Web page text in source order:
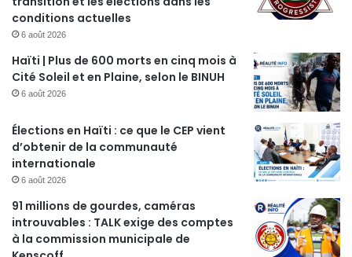
conditions actuelles
6 août 2026
Haïti | Plus de 600 morts en cinq mois à
Cité Soleil et en Plaine, selon le BINUH
6 août 2026
Élections en Haïti : ce que le CEP vient
d’obtenir de la communauté
internationale
6 août 2026
91 millions de gourdes, caméras
introuvables : TALK exige des comptes
à la commission municipale de